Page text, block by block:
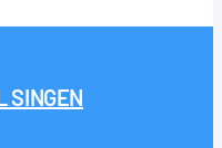
SINGEN